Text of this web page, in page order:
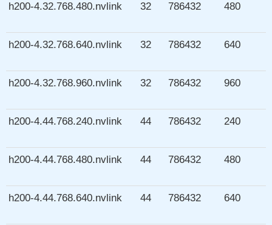
h200-4.32.768.480.nvlink 32 786432 480
h200-4.32.768.640.nvlink 32 786432 640
h200-4.32.768.960.nvlink 32 786432 960
h200-4.44.768.240.nvlink 44 786432 240
h200-4.44.768.480.nvlink 44 786432 480
h200-4.44.768.640.nvlink 44 786432 640